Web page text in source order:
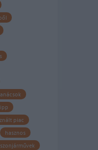
piac
hasznos